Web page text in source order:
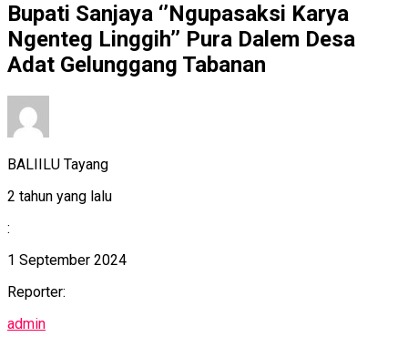
Bupati Sanjaya ‘’Ngupasaksi Karya
Ngenteg Linggih’’ Pura Dalem Desa
Adat Gelunggang Tabanan
BALIILU Tayang
2 tahun yang lalu
:
1 September 2024
Reporter:
admin